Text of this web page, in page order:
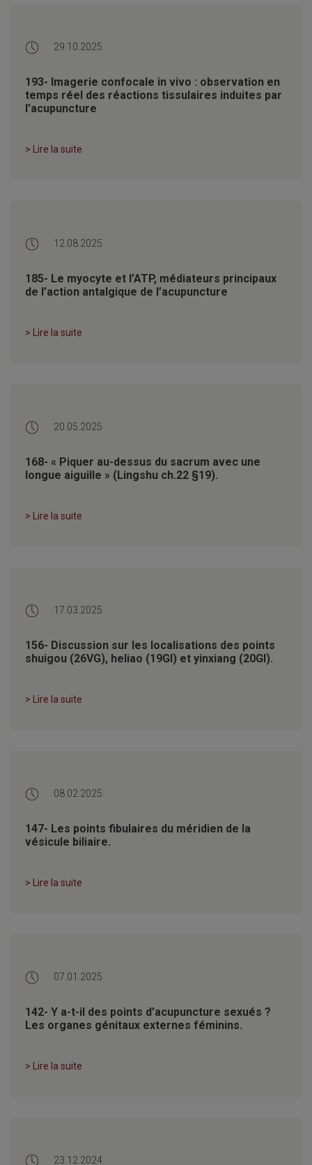
29.10.2025
193- Imagerie confocale in vivo : observation en
temps réel des réactions tissulaires induites par
l’acupuncture
> Lire la suite
12.08.2025
185- Le myocyte et l’ATP, médiateurs principaux
de l’action antalgique de l’acupuncture
> Lire la suite
20.05.2025
168- « Piquer au-dessus du sacrum avec une
longue aiguille » (Lingshu ch.22 §19).
> Lire la suite
17.03.2025
156- Discussion sur les localisations des points
shuigou (26VG), heliao (19GI) et yinxiang (20GI)​.
> Lire la suite
08.02.2025
147- Les points fibulaires du méridien de la
vésicule biliaire.
> Lire la suite
07.01.2025
142- Y a-t-il des points d’acupuncture sexués ?
Les organes génitaux externes féminins.
> Lire la suite
23.12.2024